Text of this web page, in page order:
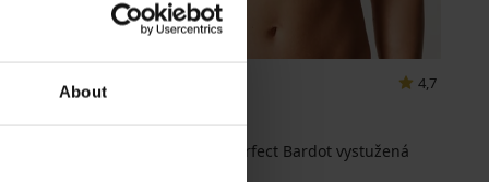
About
4,7
Podprsenka Push Perfect Bardot vystužená